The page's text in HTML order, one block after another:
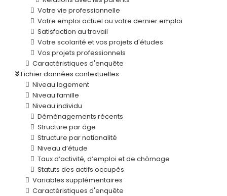
Votre vie professionnelle
Votre emploi actuel ou votre dernier emploi
Satisfaction au travail
Votre scolarité et vos projets d'études
Vos projets professionnels
Caractéristiques d'enquête
Fichier données contextuelles
Niveau logement
Niveau famille
Niveau individu
Déménagements récents
Structure par âge
Structure par nationalité
Niveau d’étude
Taux d’activité, d’emploi et de chômage
Statuts des actifs occupés
Variables supplémentaires
Caractéristiques d'enquête